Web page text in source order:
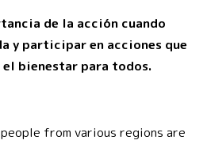
de la acción cuando
y participar en acciones que
el bienestar para todos.
from various regions are